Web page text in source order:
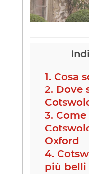
1. Cosa
2. Dove
3. Come
Oxford
4.
più belli